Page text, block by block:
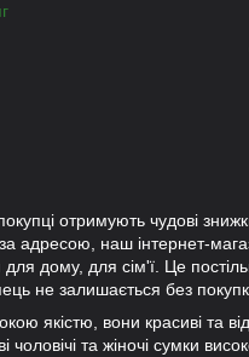
отримують чудові
адресою, наш інтернет-
дому, для сім'ї. Це
не залишається без
якістю, вони красиві
та жіночі сумки